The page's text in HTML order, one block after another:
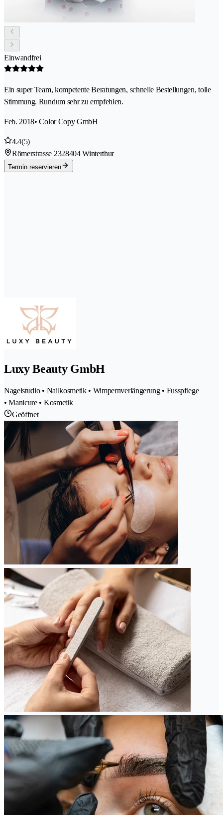
Einwandfrei
Ein super Team, kompetente Beratungen, schnelle Bestellungen, tolle
Stimmung. Rundum sehr zu empfehlen.
Feb. 2018• Color Copy GmbH
4.4(5)
Römerstrasse 2328404 Winterthur
Termin reservieren
Luxy Beauty GmbH
Nagelstudio • Nailkosmetik • Wimpernverlängerung • Fusspflege
• Manicure • Kosmetik
Geöffnet